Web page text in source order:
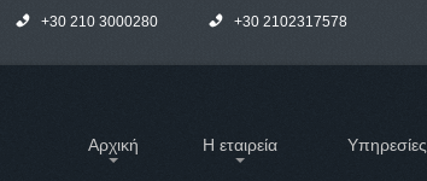
+30 210 3000280
+30 2102317578
Αρχική Η εταιρεία Υπηρεσίες